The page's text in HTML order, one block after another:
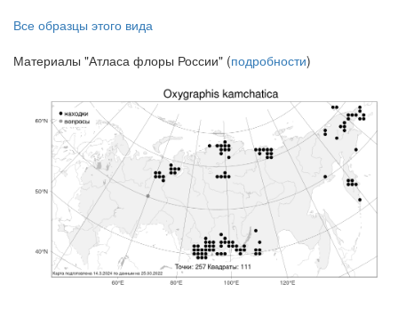
Все образцы этого вида
Материалы "Атласа флоры России" (подробности)